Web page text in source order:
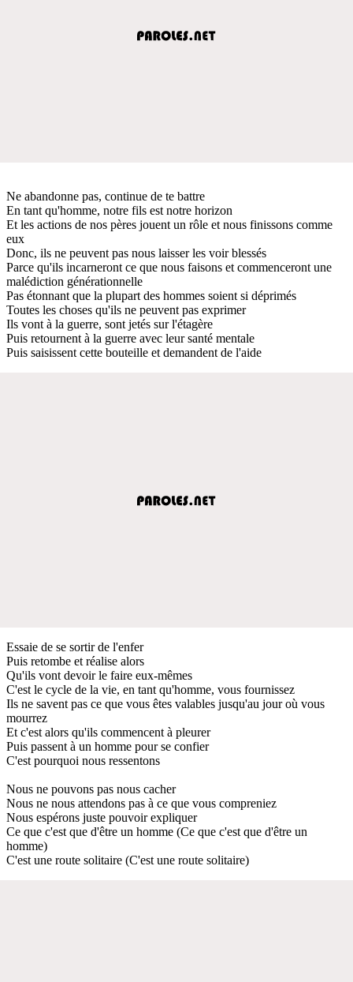
Ne abandonne pas, continue de te battre
En tant qu'homme, notre fils est notre horizon
Et les actions de nos pères jouent un rôle et nous finissons comme
eux
Donc, ils ne peuvent pas nous laisser les voir blessés
Parce qu'ils incarneront ce que nous faisons et commenceront une
malédiction générationnelle
Pas étonnant que la plupart des hommes soient si déprimés
Toutes les choses qu'ils ne peuvent pas exprimer
Ils vont à la guerre, sont jetés sur l'étagère
Puis retournent à la guerre avec leur santé mentale
Puis saisissent cette bouteille et demandent de l'aide
Essaie de se sortir de l'enfer
Puis retombe et réalise alors
Qu'ils vont devoir le faire eux-mêmes
C'est le cycle de la vie, en tant qu'homme, vous fournissez
Ils ne savent pas ce que vous êtes valables jusqu'au jour où vous
mourrez
Et c'est alors qu'ils commencent à pleurer
Puis passent à un homme pour se confier
C'est pourquoi nous ressentons
Nous ne pouvons pas nous cacher
Nous ne nous attendons pas à ce que vous compreniez
Nous espérons juste pouvoir expliquer
Ce que c'est que d'être un homme (Ce que c'est que d'être un
homme)
C'est une route solitaire (C'est une route solitaire)